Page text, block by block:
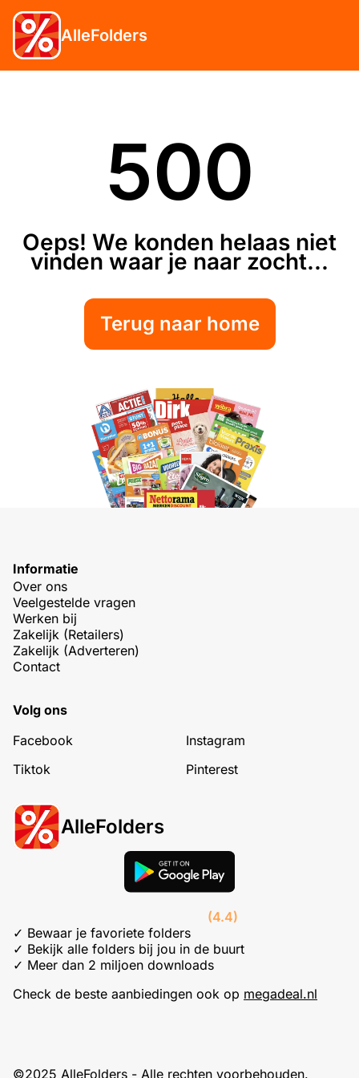
AlleFolders
500
Oeps! We konden helaas niet
vinden waar je naar zocht...
Terug naar home
Informatie
Over ons
Veelgestelde vragen
Werken bij
Zakelijk (Retailers)
Zakelijk (Adverteren)
Contact
Volg ons
Facebook
Instagram
Tiktok
Pinterest
AlleFolders
(4.4)
✓ Bewaar je favoriete folders
✓ Bekijk alle folders bij jou in de buurt
✓ Meer dan 2 miljoen downloads
Check de beste aanbiedingen ook op megadeal.nl
©2025 AlleFolders - Alle rechten voorbehouden.